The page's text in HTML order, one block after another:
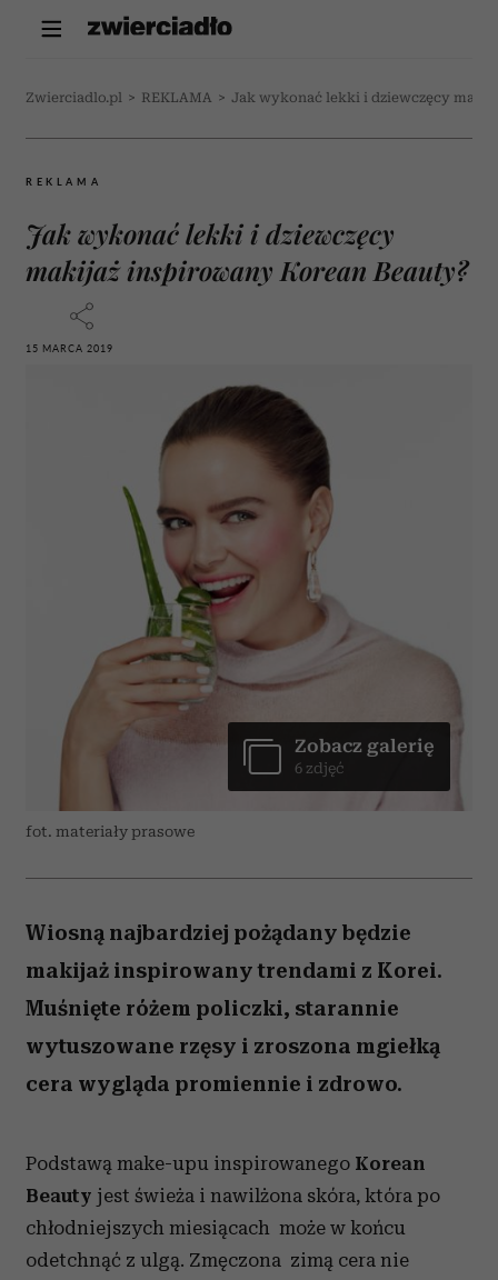
Zwierciadlo.pl > REKLAMA > Jak wykonać lekki i dziewczęcy
REKLAMA
Jak wykonać lekki i dziewczęcy
makijaż inspirowany Korean Beauty?
15 MARCA 2019
fot. materiały prasowe
Zobacz galerię
6 zdjęć
Wiosną najbardziej pożądany będzie
makijaż inspirowany trendami z Korei.
Muśnięte różem policzki, starannie
wytuszowane rzęsy i zroszona mgiełką
cera wygląda promiennie i zdrowo.
Podstawą make-upu inspirowanego Korean
Beauty jest świeża i nawilżona skóra, która po
chłodniejszych miesiącach może w końcu
odetchnąć z ulgą. Zmęczona zimą cera nie